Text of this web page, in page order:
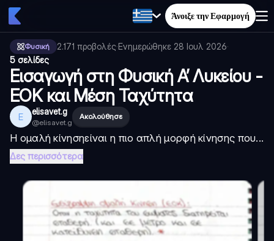
Άνοιξε την Εφαρμογή
Φυσική 2.171 προβολές·Ενημερώθηκε 28 Ιουλ 2026·
5 σελίδες
Εισαγωγή στη Φυσική Α’ Λυκείου -
ΕΟΚ και Μέση Ταχύτητα
E elisavet.g
@elisavet.g
Ακολούθησε
Η ομαλή κίνησηείναι η πιο απλή μορφή κίνησης που...
Δες περισσότερα